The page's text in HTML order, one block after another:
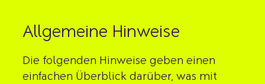
Allgemeine Hinweise
Die folgenden Hinweise geben einen
einfachen Überblick darüber, was mit